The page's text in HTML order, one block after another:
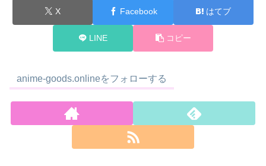
X Facebook はてブ
LINE コピー
anime-goods.onlineをフォローする